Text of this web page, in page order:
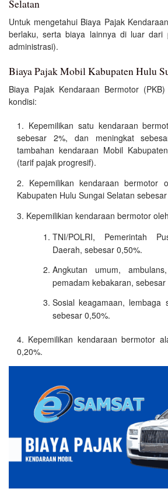
Selatan
Untuk mengetahui Biaya Pajak
berlaku, serta biaya lainnya di luar dari
administrasi).
Biaya Pajak Mobil Kabupaten Hulu
Biaya Pajak Kendaraan Bermotor
kondisi:
Kepemilikan satu kendaraan
sebesar 2%, dan meningkat
tambahan kendaraan Mobil
(tarif pajak progresif).
Kepemilikan kendaraan bermotor
Kabupaten Hulu Sungai Selatan
Kepemilikian kendaraan bermotor
TNI/POLRI, Pemerintah
Daerah, sebesar 0,50%.
Angkutan umum,
pemadam kebakaran, sebesar
Sosial keagamaan, lembaga
sebesar 0,50%.
Kepemilikan kendaraan bermotor
0,20%.